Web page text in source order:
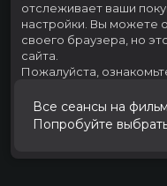
Все сеансы на
Попробуйте
отслеживает ваши
настройки. Вы можете
своего браузера, но
сайта.
Пожалуйста,